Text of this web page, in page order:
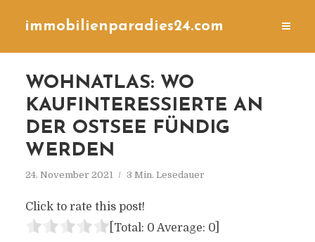
immobilienparadies24.com
WOHNATLAS: WO
KAUFINTERESSIERTE AN
DER OSTSEE FÜNDIG
WERDEN
24. November 2021 3 Min. Lesedauer
Click to rate this post!
[Total: 0 Average: 0]